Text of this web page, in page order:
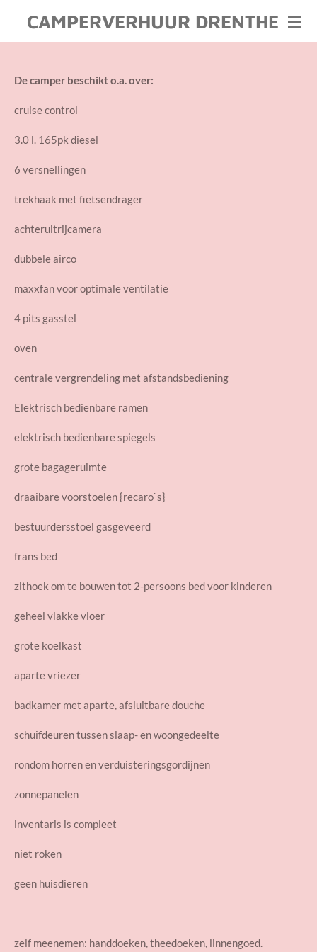
CAMPERVERHUUR DRENTHE
De camper beschikt o.a. over:
cruise control
3.0 l. 165pk diesel
6 versnellingen
trekhaak met fietsendrager
achteruitrijcamera
dubbele airco
maxxfan voor optimale ventilatie
4 pits gasstel
oven
centrale vergrendeling met afstandsbediening
Elektrisch bedienbare ramen
elektrisch bedienbare spiegels
grote bagageruimte
draaibare voorstoelen {recaro`s}
bestuurdersstoel gasgeveerd
frans bed
zithoek om te bouwen tot 2-persoons bed voor kinderen
geheel vlakke vloer
grote koelkast
aparte vriezer
badkamer met aparte, afsluitbare douche
schuifdeuren tussen slaap- en woongedeelte
rondom horren en verduisteringsgordijnen
zonnepanelen
inventaris is compleet
niet roken
geen huisdieren
zelf meenemen: handdoeken, theedoeken, linnengoed.